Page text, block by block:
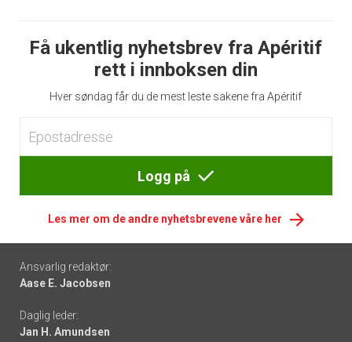
Få ukentlig nyhetsbrev fra Apéritif
rett i innboksen din
Hver søndag får du de mest leste sakene fra Apéritif
Logg på
Les mer om de andre nyhetsbrevene våre her
Footer
-
links
Ansvarlig redaktør:
Aase E. Jacobsen
Daglig leder:
Jan H. Amundsen